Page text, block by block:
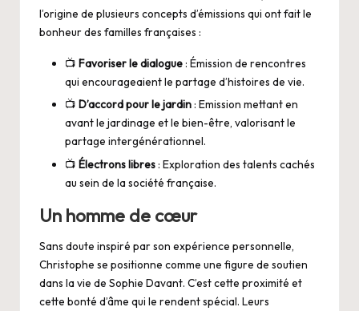
l’origine de plusieurs concepts d’émissions qui ont fait le
bonheur des familles françaises :
📺 Favoriser le dialogue: Émission de rencontres
qui encourageaient le partage d’histoires de vie.
📺 D’accord pour le jardin: Emission mettant en
avant le jardinage et le bien-être, valorisant le
partage intergénérationnel.
📺 Électrons libres: Exploration des talents cachés
au sein de la société française.
Un homme de cœur
Sans doute inspiré par son expérience personnelle,
Christophe se positionne comme une figure de soutien
dans la vie de Sophie Davant. C’est cette proximité et
cette bonté d’âme qui le rendent spécial. Leurs